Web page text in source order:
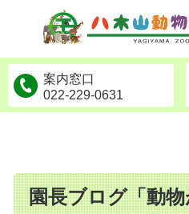
公園フジサキの杜
案内窓口
022-229-0631
園長ブログ「動